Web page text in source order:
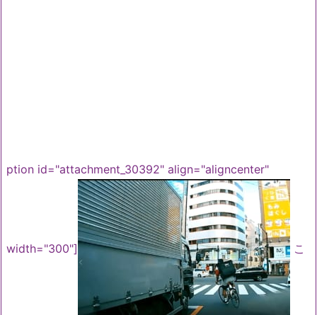
ption id="attachment_30392" align="aligncenter"
width="300"] こ